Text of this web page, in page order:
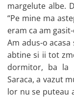
margelute albe.
“Pe mine ma
eram ca am
Am adus-o
abtine si ii tot
dormitor, ba la
Saraca, a vazut
lor nu se puteau